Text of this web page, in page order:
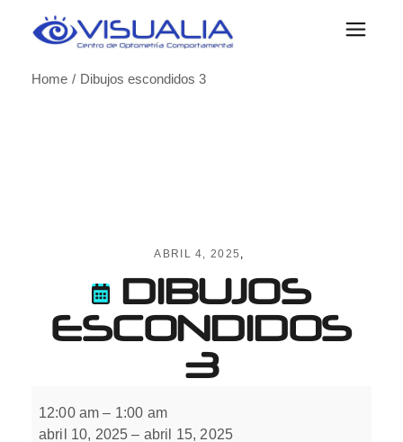
Home
Dibujos escondidos 3
ABRIL 4, 2025
DIBUJOS
ESCONDIDOS
3
escondidos
12:00 am – 1:00 am
abril 10, 2025 – abril 15, 2025